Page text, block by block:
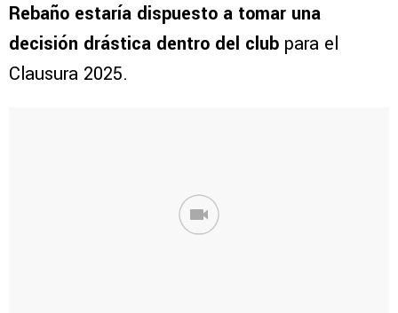
Rebaño estaría dispuesto a tomar una
decisión drástica dentro del club para el
Clausura 2025.